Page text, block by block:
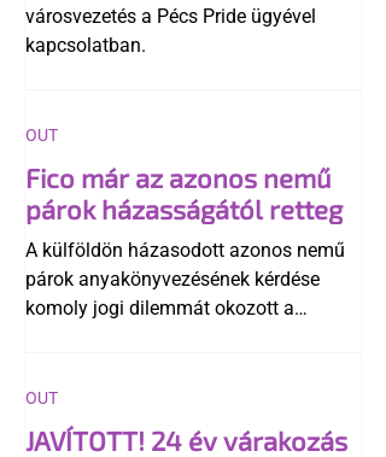
városvezetés a Pécs Pride ügyével
kapcsolatban.
Fico már az azonos nemű
párok házasságától retteg
A külföldön házasodott azonos nemű
párok anyakönyvezésének kérdése
komoly jogi dilemmát okozott a
egyértelműen tiltja a házasságuk
elismerését. Közben az ellenzéken belül
OUT
JAVÍTOTT! 24 év várakozás
OUT